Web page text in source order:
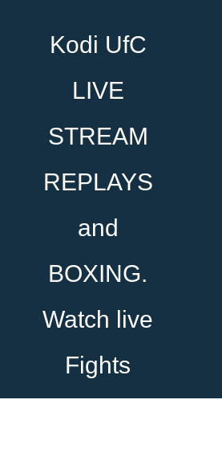
Kodi UfC
LIVE
STREAM
REPLAYS
and
BOXING.
Watch live
Fights